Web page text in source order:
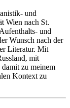
und
Wien nach St.
und
Wunsch nach der
Literatur. Mit
mit
zu meinem
Kontext zu